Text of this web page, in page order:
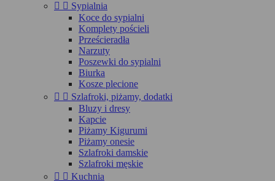
  Sypialnia
Koce do sypialni
Komplety pościeli
Prześcieradła
Narzuty
Poszewki do sypialni
Biurka
Kosze plecione
  Szlafroki, piżamy, dodatki
Bluzy i dresy
Kapcie
Piżamy Kigurumi
Piżamy onesie
Szlafroki damskie
Szlafroki męskie
  Kuchnia